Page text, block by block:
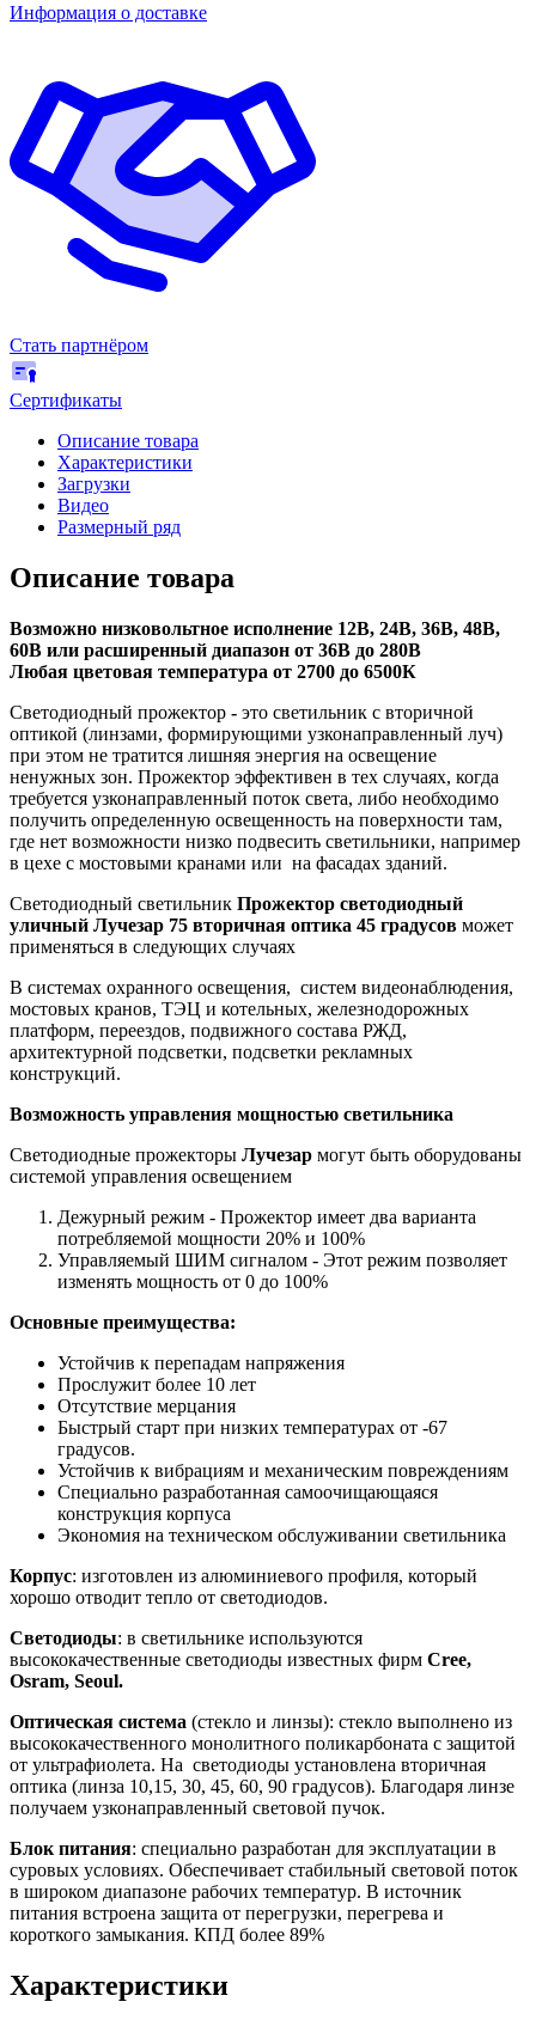
Информация о доставке
Стать партнёром
Сертификаты
Описание товара
Характеристики
Загрузки
Видео
Размерный ряд
Описание товара
Возможно низковольтное исполнение 12В, 24В, 36В, 48В,
60В или расширенный диапазон от 36В до 280В
Любая цветовая температура от 2700 до 6500К
Светодиодный прожектор - это светильник с вторичной
оптикой (линзами, формирующими узконаправленный луч)
при этом не тратится лишняя энергия на освещение
ненужных зон. Прожектор эффективен в тех случаях, когда
требуется узконаправленный поток света, либо необходимо
получить определенную освещенность на поверхности там,
где нет возможности низко подвесить светильники, например
в цехе с мостовыми кранами или на фасадах зданий.
Светодиодный светильник Прожектор светодиодный
уличный Лучезар 75 вторичная оптика 45 градусов может
применяться в следующих случаях
В системах охранного освещения, систем видеонаблюдения,
мостовых кранов, ТЭЦ и котельных, железнодорожных
платформ, переездов, подвижного состава РЖД,
архитектурной подсветки, подсветки рекламных
конструкций.
Возможность управления мощностью светильника
Светодиодные прожекторы Лучезар могут быть оборудованы
системой управления освещением
Дежурный режим - Прожектор имеет два варианта
потребляемой мощности 20% и 100%
Управляемый ШИМ сигналом - Этот режим позволяет
изменять мощность от 0 до 100%
Основные преимущества:
Устойчив к перепадам напряжения
Прослужит более 10 лет
Отсутствие мерцания
Быстрый старт при низких температурах от -67
градусов.
Устойчив к вибрациям и механическим повреждениям
Специально разработанная самоочищающаяся
конструкция корпуса
Экономия на техническом обслуживании светильника
Корпус: изготовлен из алюминиевого профиля, который
хорошо отводит тепло от светодиодов.
Светодиоды: в светильнике используются
высококачественные светодиоды известных фирм Cree,
Osram, Seoul.
Оптическая система (стекло и линзы): стекло выполнено из
высококачественного монолитного поликарбоната с защитой
от ультрафиолета. На светодиоды установлена вторичная
оптика (линза 10,15, 30, 45, 60, 90 градусов). Благодаря линзе
получаем узконаправленный световой пучок.
Блок питания: специально разработан для эксплуатации в
суровых условиях. Обеспечивает стабильный световой поток
в широком диапазоне рабочих температур. В источник
питания встроена защита от перегрузки, перегрева и
короткого замыкания. КПД более 89%
Характеристики